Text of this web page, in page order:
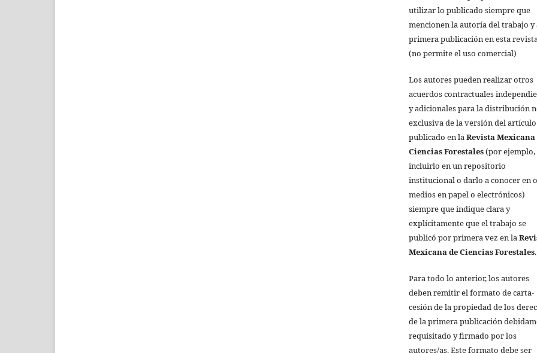
utilizar lo publicado siempre que
mencionen la autoría del trabajo y
primera publicación en esta
(no permite el uso comercial)
Los autores pueden realizar otros
acuerdos contractuales
y adicionales para la distribución
exclusiva de la versión del artículo
publicado en laRevista Mexicana
Ciencias Forestales(por ejemplo,
incluirlo en un repositorio
institucional o darlo a conocer en
medios en papel o electrónicos)
siempre que indique clara y
explícitamente que el trabajo se
publicó por primera vez en la
Mexicana de Ciencias Forestales.
Para todo lo anterior, los autores
deben remitir el formato de carta-
cesión de la propiedad de los
de la primera publicación
requisitado y firmado por los
autores/as. Este formato debe ser